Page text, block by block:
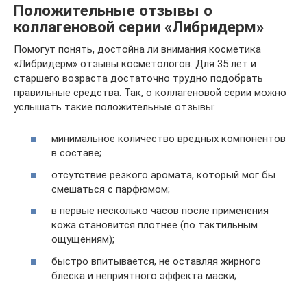
Положительные отзывы о
коллагеновой серии «Либридерм»
Помогут понять, достойна ли внимания косметика
«Либридерм» отзывы косметологов. Для 35 лет и
старшего возраста достаточно трудно подобрать
правильные средства. Так, о коллагеновой серии можно
услышать такие положительные отзывы:
минимальное количество вредных компонентов
в составе;
отсутствие резкого аромата, который мог бы
смешаться с парфюмом;
в первые несколько часов после применения
кожа становится плотнее (по тактильным
ощущениям);
быстро впитывается, не оставляя жирного
блеска и неприятного эффекта маски;